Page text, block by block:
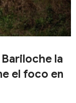
la
el foco en